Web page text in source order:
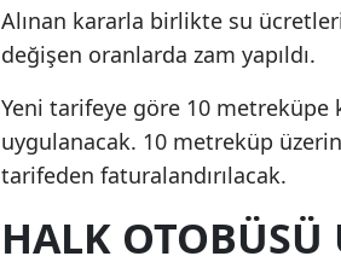
Alınan kararla birlikte su
değişen oranlarda zam yapıldı.
Yeni tarifeye göre 10 metreküpe
uygulanacak. 10 metreküp
tarifeden faturalandırılacak.
HALK OTOBÜSÜ